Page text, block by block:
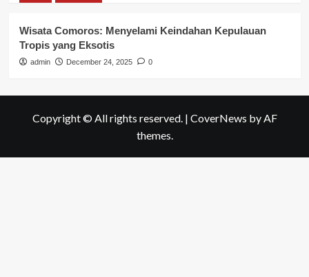
Wisata Comoros: Menyelami Keindahan Kepulauan
Tropis yang Eksotis
admin December 24, 2025 0
Copyright © All rights reserved. | CoverNews by AF
themes.